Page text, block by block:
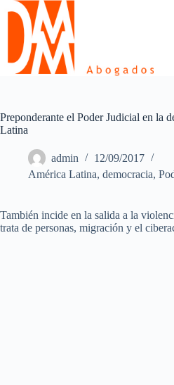
Skip
content
Preponderante el Poder Judicial en la
Latina
admin
12/09/2017
América Latina, democracia,
También incide en la salida a la
trata de personas, migración y el